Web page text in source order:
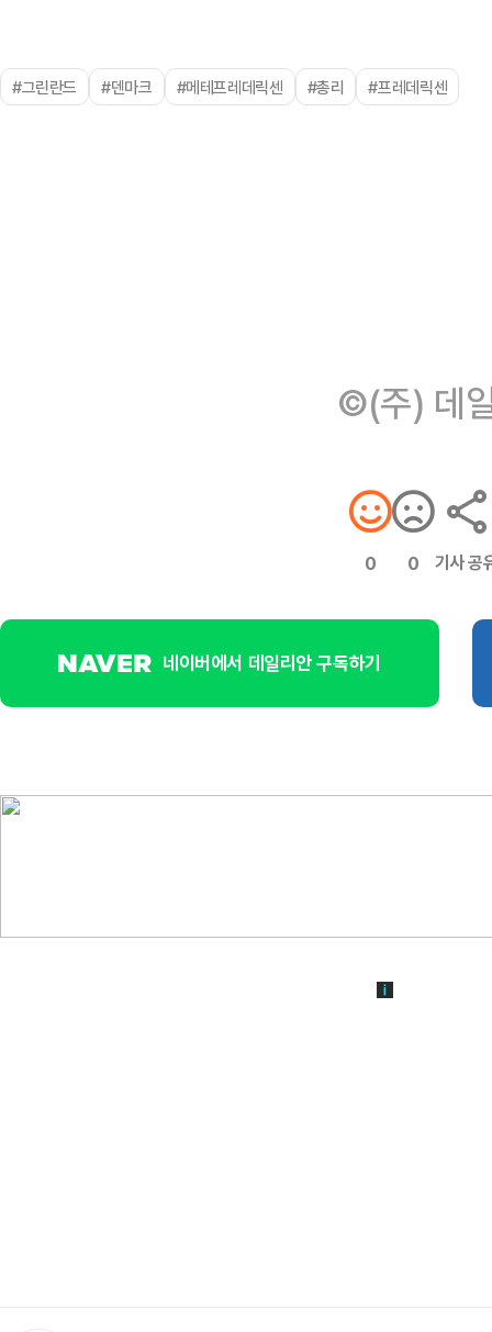
#그린란드 #덴마크 #메테프레데릭센 #총리 #프레데릭센
©(주) 데
0 0 기사 공
네이버에서 데일리안 구독하기